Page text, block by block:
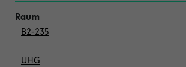
B2-235
UHG